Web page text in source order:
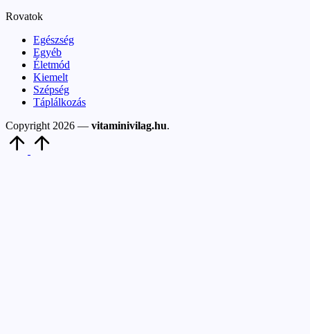
Rovatok
Egészség
Egyéb
Életmód
Kiemelt
Szépség
Táplálkozás
Copyright 2026 — vitaminivilag.hu.